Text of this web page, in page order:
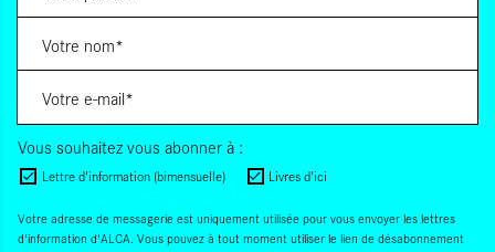
Vous souhaitez vous abonner à :
Lettre d'information (bimensuelle) Livres d'ici
Votre adresse de messagerie est uniquement utilisée pour vous envoyer les lettres
d'information d'ALCA. Vous pouvez à tout moment utiliser le lien de désabonnement